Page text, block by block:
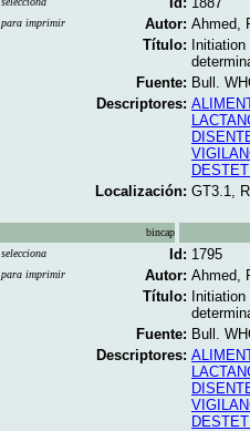
para imprimir
Autor: Ahmed,
Título:
Fuente: Bull.
Descriptores:
Localización: GT3.1,
bincap
selecciona
para imprimir
Id: 1795
Autor: Ahmed,
Título:
Fuente: Bull.
Descriptores: